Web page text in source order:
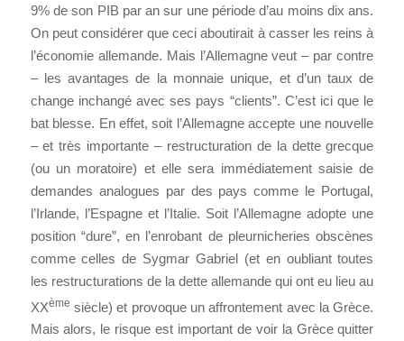
9% de son PIB par an sur une période d’au moins dix ans.
On peut considérer que ceci aboutirait à casser les reins à
l’économie allemande. Mais l’Allemagne veut – par contre
– les avantages de la monnaie unique, et d’un taux de
change inchangé avec ses pays “clients”. C’est ici que le
bat blesse. En effet, soit l’Allemagne accepte une nouvelle
– et très importante – restructuration de la dette grecque
(ou un moratoire) et elle sera immédiatement saisie de
demandes analogues par des pays comme le Portugal,
l’Irlande, l’Espagne et l’Italie. Soit l’Allemagne adopte une
position “dure”, en l’enrobant de pleurnicheries obscènes
comme celles de Sygmar Gabriel (et en oubliant toutes
les restructurations de la dette allemande qui ont eu lieu au
XXème siècle) et provoque un affrontement avec la Grèce.
Mais alors, le risque est important de voir la Grèce quitter